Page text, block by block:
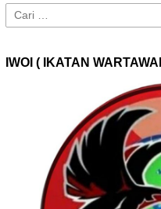
Cari
untuk:
IWOI ( IKATAN